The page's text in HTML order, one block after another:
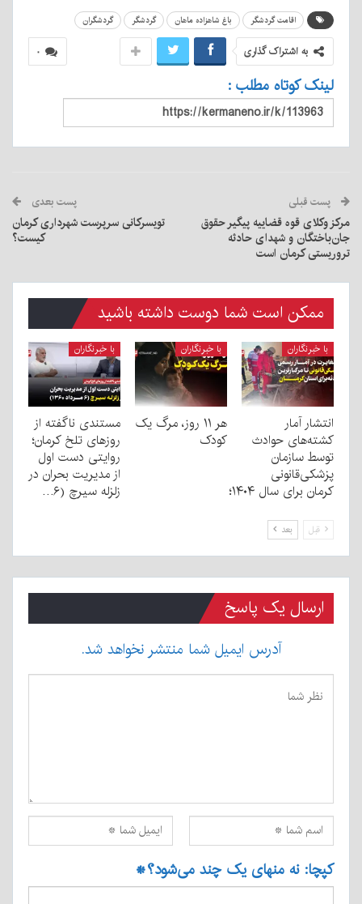
اقامت گردشگر باغ شاهزاده ماهان گردشگر گردشگران
۰ به اشتراک گذاری
لینک کوتاه مطلب :
پست قبلی
مرکز وکلای قوه قضاییه پیگیر حقوق
جان‌باختگان و شهدای حادثه
تروریستی کرمان است
پست بعدی
تویسرکانی سرپرست شهرداری کرمان
کیست؟
ممکن است شما دوست داشته باشید
با خبرنگاران
انتشار آمار
کشته‌های حوادث
توسط سازمان
پزشکی‌قانونی
کرمان برای سال ۱۴۰۴؛
با خبرنگاران
هر ۱۱ روز، مرگ یک
کودک
با خبرنگاران
مستندی ناگفته از
روزهای تلخ کرمان؛
روایتی دست اول
از مدیریت بحران در
زلزله سیرچ (۶…
قبل بعد
ارسال یک پاسخ
آدرس ایمیل شما منتشر نخواهد شد.
کپچا: نه منهای یک چند می‌شود؟*